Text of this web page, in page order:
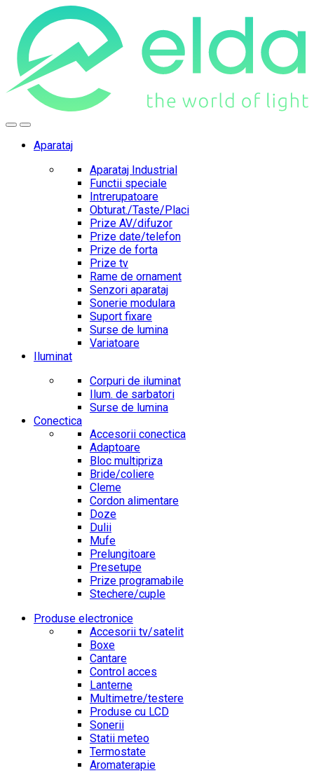
navigation
content
Aparataj
Aparataj Industrial
Functii speciale
Intrerupatoare
Obturat./Taste/Placi
Prize AV/difuzor
Prize date/telefon
Prize de forta
Prize tv
Rame de ornament
Senzori aparataj
Sonerie modulara
Suport fixare
Surse de lumina
Variatoare
Iluminat
Corpuri de iluminat
Ilum. de sarbatori
Surse de lumina
Conectica
Accesorii conectica
Adaptoare
Bloc multipriza
Bride/coliere
Cleme
Cordon alimentare
Doze
Dulii
Mufe
Prelungitoare
Presetupe
Prize programabile
Stechere/cuple
Produse electronice
Accesorii tv/satelit
Boxe
Cantare
Control acces
Lanterne
Multimetre/testere
Produse cu LCD
Sonerii
Statii meteo
Termostate
Aromaterapie